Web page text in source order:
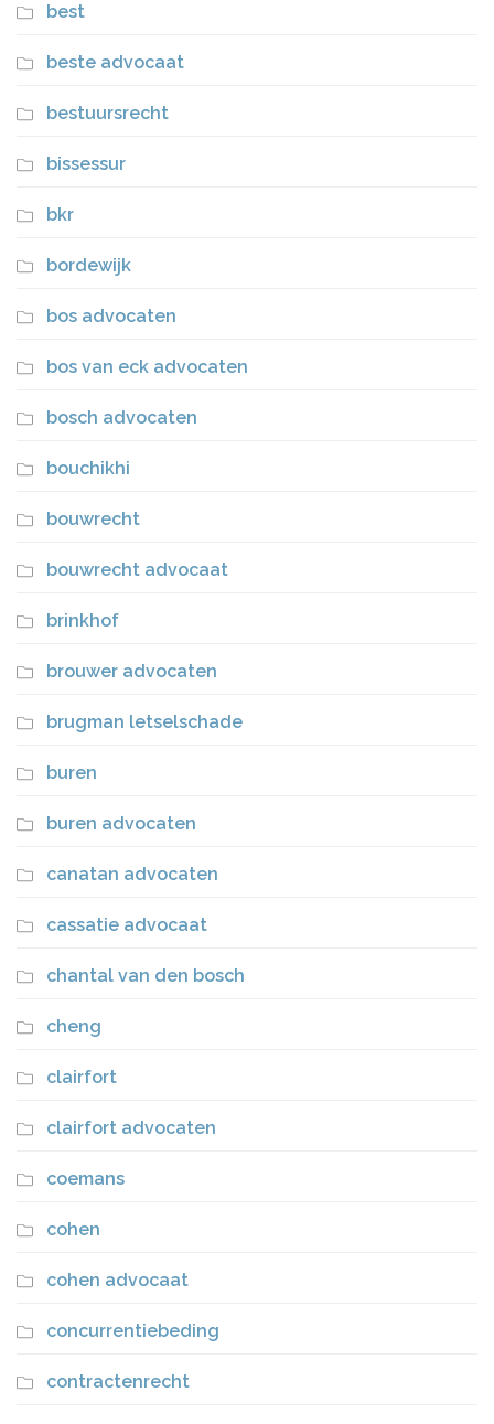
best
beste advocaat
bestuursrecht
bissessur
bkr
bordewijk
bos advocaten
bos van eck advocaten
bosch advocaten
bouchikhi
bouwrecht
bouwrecht advocaat
brinkhof
brouwer advocaten
brugman letselschade
buren
buren advocaten
canatan advocaten
cassatie advocaat
chantal van den bosch
cheng
clairfort
clairfort advocaten
coemans
cohen
cohen advocaat
concurrentiebeding
contractenrecht